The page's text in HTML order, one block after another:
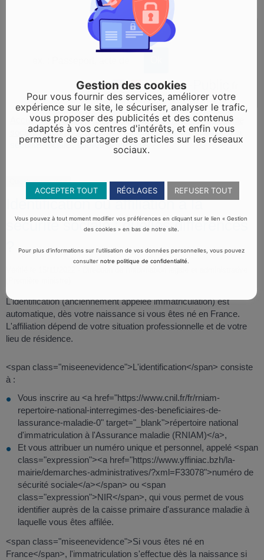
Accueil particuliers> Social - Santé> Affiliation à la sécurité
sociale (assurance maladie)> Identification ou affiliation à la
sécurité sociale : quelles différences ?
Question-réponse
Identification ou affiliation à la
sécurité sociale : quelles différences
L'identification (anciennement appelée immatriculation) est
automatique, dès votre naissance si vous êtes né en France.
L'affiliation dépend de votre situation professionnelle et de votre
lieu de résidence.
<span class="miseenevidence">L'identification</span> consiste
à :
Vous inscrire au <a href="https://www.cnil.fr/fr/rniam-
repertoire-national-interregimes-des-beneficiaires-de-
lassurance-maladie-0" target="_blank">répertoire national
d'immatriculation à l'Assurance maladie (RNIAM)</a>,
Et vous attribuer un numéro unique et personnel, appelé <span
class="expression"><a href="https://www.yffiniac.bzh/la-
mairie/demarches-administratives/?xml=F33078">numéro de
sécurité sociale</a></span> ou <span
class="expression">NIR</span>, qui vous permet de vous
identifier auprès de la caisse primaire d'assurance maladie à
laquelle vous êtes affilée.
<span class="miseenevidence">Si vous êtes né en
France</span>, l'immatriculation s'effectue dès la naissance si
Gestion des cookies
Pour vous fournir des services, améliorer votre
expérience sur le site, le sécuriser, analyser le trafic,
vous proposer des publicités et des contenus
adaptés à vos centres d'intérêts, et enfin vous
permettre de partager des articles sur les réseaux
sociaux.
ACCEPTER TOUT RÉGLAGES REFUSER TOUT
Vous pouvez à tout moment modifier vos préférences en cliquant sur le lien « Gestion
des cookies » en bas de notre site.
Pour plus d’informations sur l’utilisation de vos données personnelles, vous pouvez
consulternotre politique de confidentialité.